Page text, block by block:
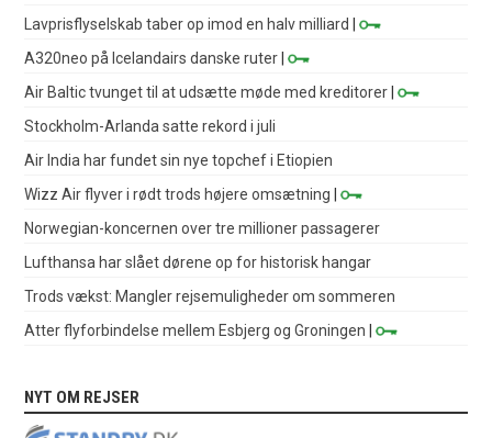
Lavprisflyselskab taber op imod en halv milliard
|
A320neo på Icelandairs danske ruter |
Air Baltic tvunget til at udsætte møde med kreditorer |
Stockholm-Arlanda satte rekord i juli
Air India har fundet sin nye topchef i Etiopien
Wizz Air flyver i rødt trods højere omsætning |
Norwegian-koncernen over tre millioner passagerer
Lufthansa har slået dørene op for historisk hangar
Trods vækst: Mangler rejsemuligheder om sommeren
Atter flyforbindelse mellem Esbjerg og Groningen |
NYT OM REJSER